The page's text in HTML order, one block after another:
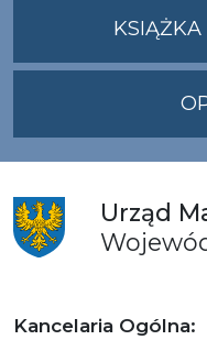
Urząd
Kancelaria Ogólna: